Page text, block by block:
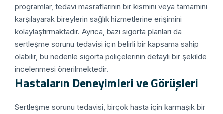
programlar, tedavi masraflarının bir kısmını veya tamamını
karşılayarak bireylerin sağlık hizmetlerine erişimini
kolaylaştırmaktadır. Ayrıca, bazı sigorta planları da
sertleşme sorunu tedavisi için belirli bir kapsama sahip
olabilir, bu nedenle sigorta poliçelerinin detaylı bir şekilde
incelenmesi önerilmektedir.
Hastaların Deneyimleri ve Görüşleri
Sertleşme sorunu tedavisi, birçok hasta için karmaşık bir